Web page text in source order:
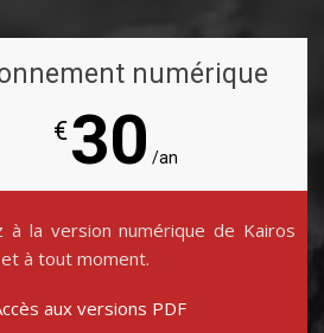
numérique
€30 /an
à la version numérique de Kairos
à tout moment.
aux versions PDF